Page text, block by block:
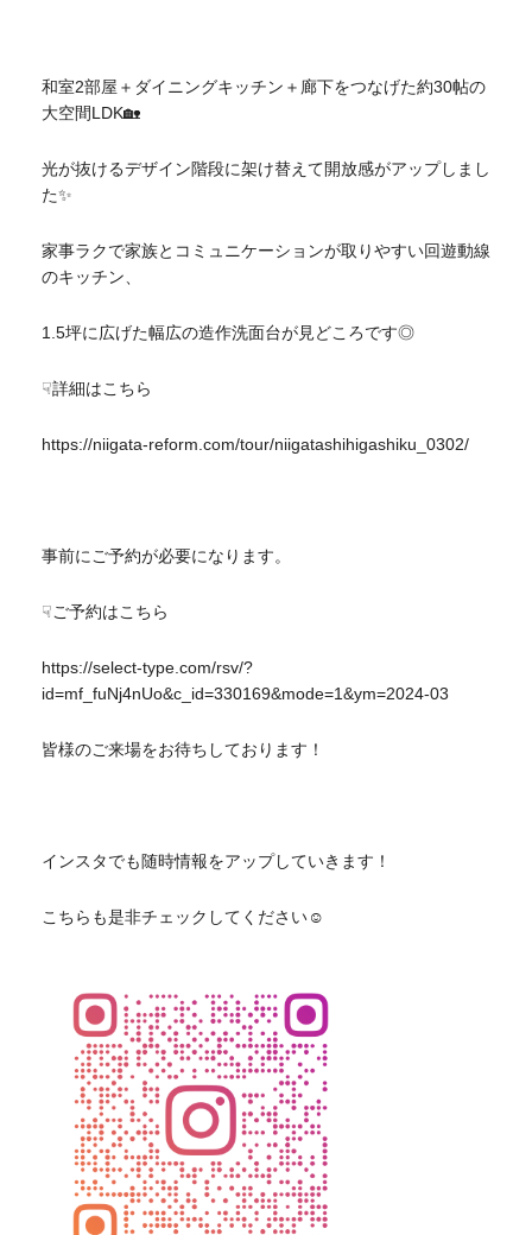
和室2部屋＋ダイニングキッチン＋廊下をつなげた約30帖の
大空間LDK🏡
光が抜けるデザイン階段に架け替えて開放感がアップしまし
た✨
家事ラクで家族とコミュニケーションが取りやすい回遊動線
のキッチン、
1.5坪に広げた幅広の造作洗面台が見どころです◎
☟詳細はこちら
https://niigata-reform.com/tour/niigatashihigashiku_0302/
事前にご予約が必要になります。
☟ご予約はこちら
https://select-type.com/rsv/?
id=mf_fuNj4nUo&c_id=330169&mode=1&ym=2024-03
皆様のご来場をお待ちしております！
インスタでも随時情報をアップしていきます！
こちらも是非チェックしてください☺